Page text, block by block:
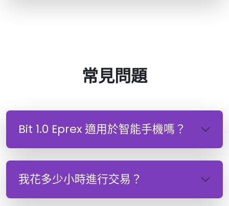
常見問題
Bit 1.0 Eprex 適用於智能手機嗎？
我花多少小時進行交易？